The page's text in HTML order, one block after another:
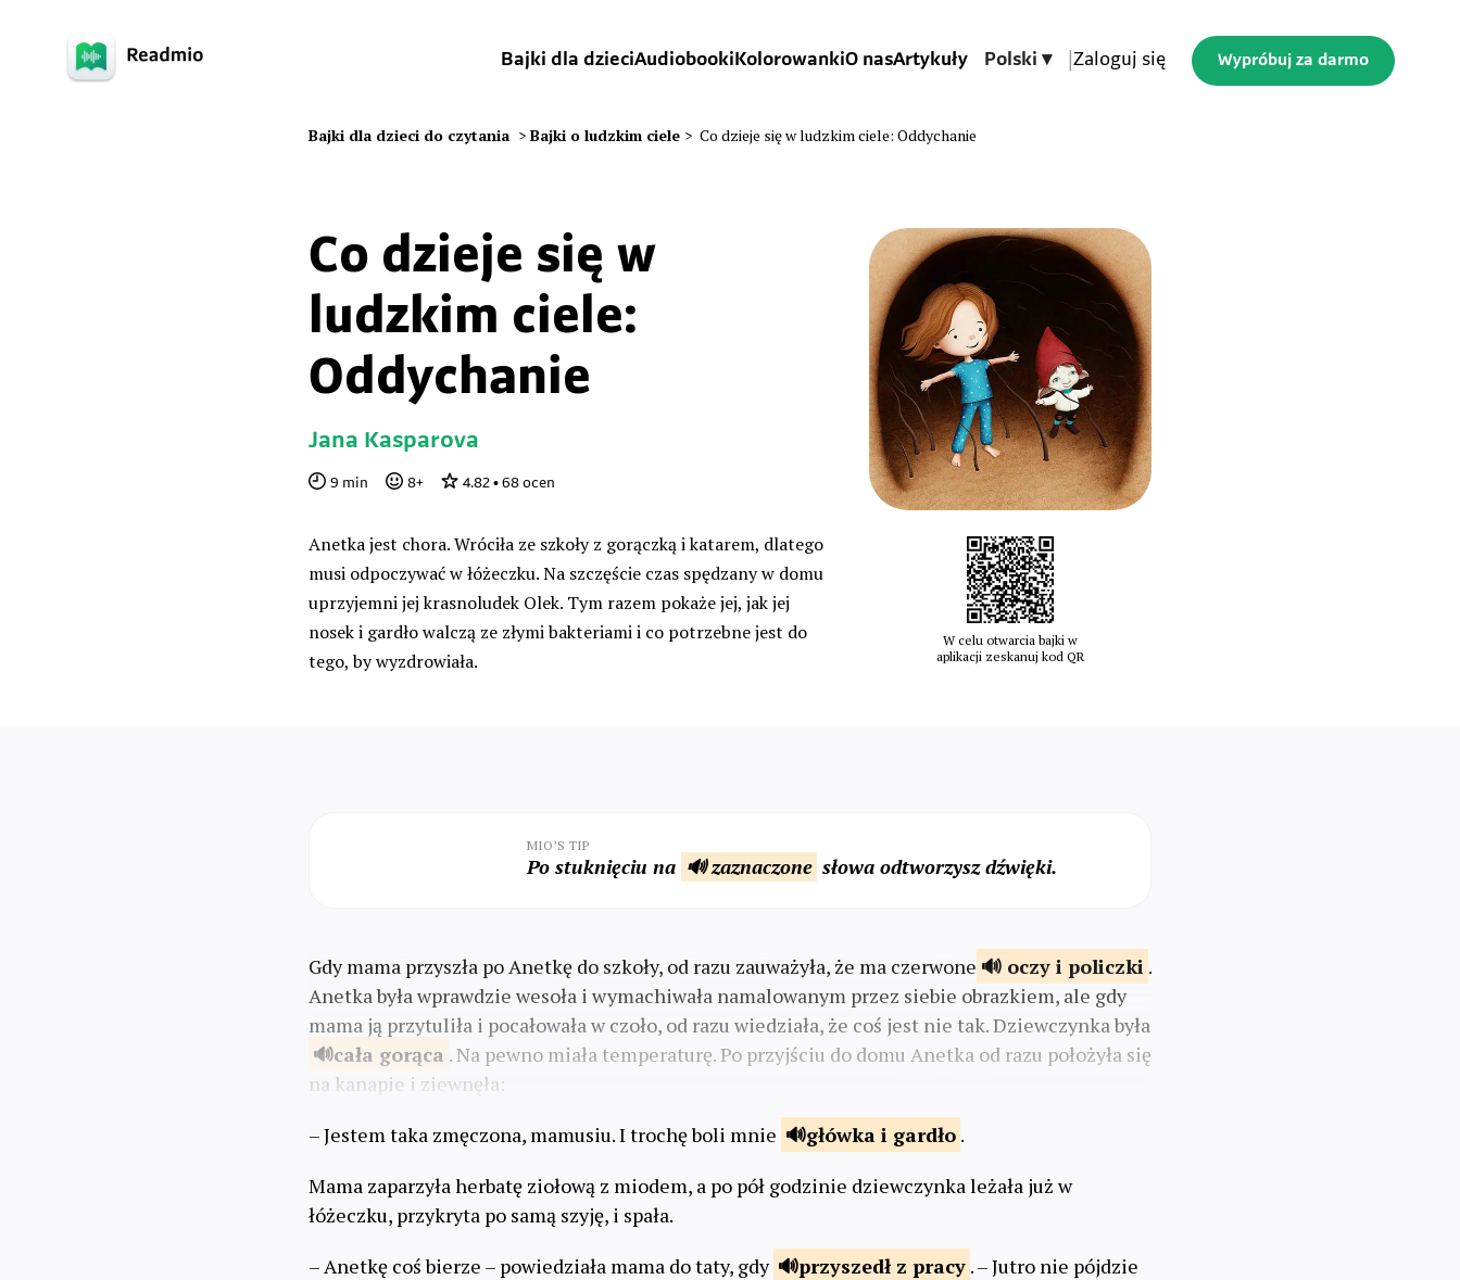
Bajki dla dzieciAudiobooki KolorowankiO nasArtykuły Polski ▾ Zaloguj się Wypróbuj za darmo
Bajki dla dzieci do czytania > Bajki o ludzkim ciele > Co dzieje się w ludzkim ciele: Oddychanie
Co dzieje się w
ludzkim ciele:
Oddychanie
Jana Kasparova
9 min 8+ 4.82 • 68 ocen
Anetka jest chora. Wróciła ze szkoły z gorączką i katarem, dlatego
musi odpoczywać w łóżeczku. Na szczęście czas spędzany w domu
uprzyjemni jej krasnoludek Olek. Tym razem pokaże jej, jak jej
nosek i gardło walczą ze złymi bakteriami i co potrzebne jest do
tego, by wyzdrowiała.
W celu otwarcia bajki w
aplikacji zeskanuj kod QR
MIO’S TIP
Po stuknięciu na 🔊 zaznaczone słowa odtworzysz dźwięki.
Gdy mama przyszła po Anetkę do szkoły, od razu zauważyła, że ma czerwone oczy i policzki .
Anetka była wprawdzie wesoła i wymachiwała namalowanym przez siebie obrazkiem, ale gdy
mama ją przytuliła i pocałowała w czoło, od razu wiedziała, że coś jest nie tak. Dziewczynka była
cała gorąca . Na pewno miała temperaturę. Po przyjściu do domu Anetka od razu położyła się
na kanapie i ziewnęła:
– Jestem taka zmęczona, mamusiu. I trochę boli mnie
główka i gardło .
Mama zaparzyła herbatę ziołową z miodem, a po pół godzinie dziewczynka leżała już w
łóżeczku, przykryta po samą szyję, i spała.
– Anetkę coś bierze – powiedziała mama do taty, gdy
przyszedł z pracy . – Jutro nie pójdzie